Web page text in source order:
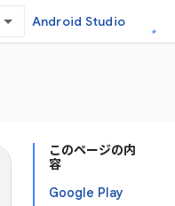
Android Studio
このページの内
容
Google Play